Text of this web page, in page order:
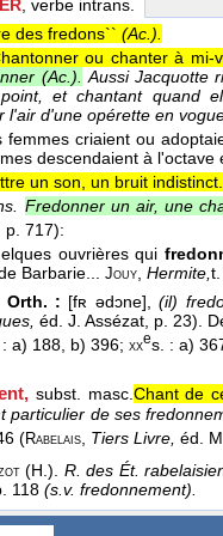
, verbe intrans.
des fredons`` (Ac.).
ou chanter à mi-
(Ac.). Aussi Jacquotte
et chantant quand
l'air d'une opérette en
femmes criaient ou
descendaient à l'octave
un son, un bruit indistinct.
Fredonner un air, une
p. 717):
ouvrières qui
Barbarie... Jouy Hermite, t.
Orth. : [fʀ ədɔne],(il)
éd. J. Assézat, p. 23).
a) 188, b) 396; xxes. : a)
subst. masc. Chant de
particulier de ses
(Rabelais Tiers Livre, éd.
(H.). R. des Ét.
118 (s.v. fredonnement).